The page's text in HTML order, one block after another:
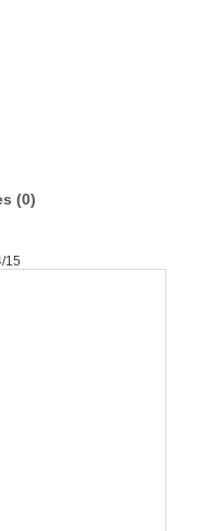
(0)
15